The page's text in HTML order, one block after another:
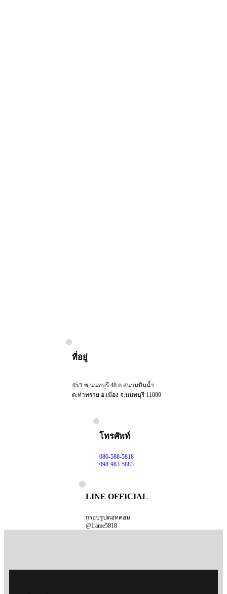
ที่อยู่
45/1 ซ.นนทบุรี 48 ถ.สนามบินน้ำ
ต.ท่าทราย อ.เมือง จ.นนทบุรี 11000
โทรศัพท์
080-588-5818
098-983-5883
LINE OFFICIAL
กรอบรูปดอทคอม
@frame5818